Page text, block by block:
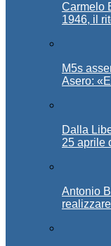
Carmelo
1946, il
M5s
Asero:
Dalla
25 aprile
Antonio